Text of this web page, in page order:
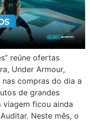
reúne ofertas
Under Armour,
compras do dia a
de grandes
viagem ficou ainda
Neste mês, o